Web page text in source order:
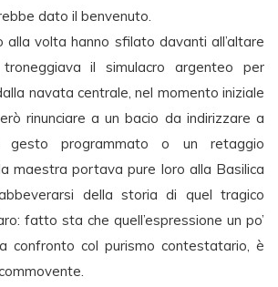
dato il benvenuto.
alla volta hanno sfilato davanti all’altare
il simulacro argenteo per
navata centrale, nel momento iniziale
rinunciare a un bacio da indirizzare a
gesto programmato o un retaggio
maestra portava pure loro alla Basilica
della storia di quel tragico
fatto sta che quell’espressione un po’
confronto col purismo contestatario, è